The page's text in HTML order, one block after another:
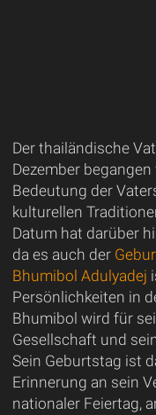
Der thailändische
Dezember
Bedeutung der
kulturellen
Datum hat darüber
da es auch der
Bhumibol Adulyadej
Persönlichkeiten in
Bhumibol wird für
Gesellschaft und
Sein Geburtstag ist
Erinnerung an sein
nationaler Feiertag,